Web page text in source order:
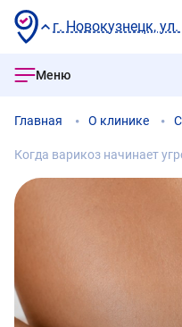
г. Новокузнецк,
Меню
Главная О клинике
Когда варикоз начинает